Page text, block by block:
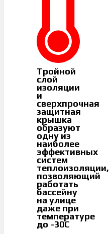
Тройной
слой
изоляции
и
сверхпрочная
защитная
крышка
образуют
одну из
наиболее
эффективных
систем
теплоизоляции,
позволяющий
работать
бассейну
на улице
даже при
температуре
до -30С